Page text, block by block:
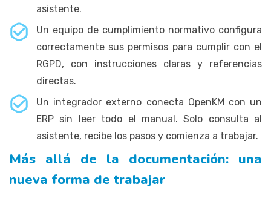
asistente.
Un equipo de cumplimiento normativo configura
correctamente sus permisos para cumplir con el
RGPD, con instrucciones claras y referencias
directas.
Un integrador externo conecta OpenKM con un
ERP sin leer todo el manual. Solo consulta al
asistente, recibe los pasos y comienza a trabajar.
Más allá de la documentación: una
nueva forma de trabajar